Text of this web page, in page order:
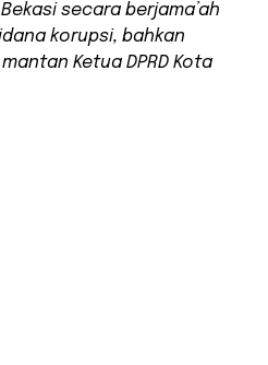
secara berjama’ah
korupsi, bahkan
Ketua DPRD Kota